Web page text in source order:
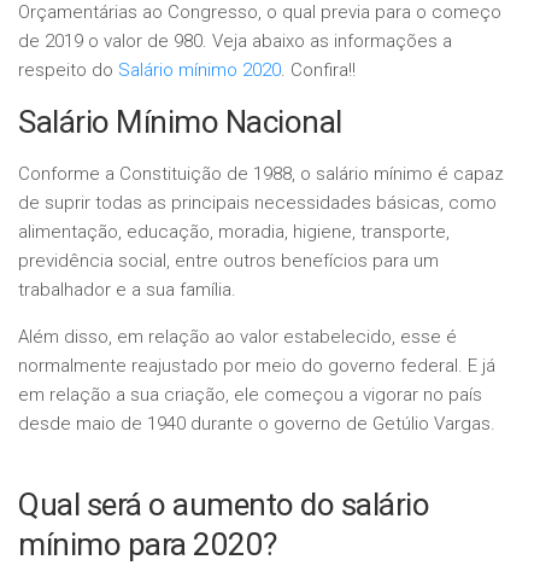
Orçamentárias ao Congresso, o qual previa para o começo
de 2019 o valor de 980. Veja abaixo as informações a
respeito do Salário mínimo 2020. Confira!!
Salário Mínimo Nacional
Conforme a Constituição de 1988, o salário mínimo é capaz
de suprir todas as principais necessidades básicas, como
alimentação, educação, moradia, higiene, transporte,
previdência social, entre outros benefícios para um
trabalhador e a sua família.
Além disso, em relação ao valor estabelecido, esse é
normalmente reajustado por meio do governo federal. E já
em relação a sua criação, ele começou a vigorar no país
desde maio de 1940 durante o governo de Getúlio Vargas.
Qual será o aumento do salário
mínimo para 2020?